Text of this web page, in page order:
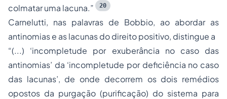
colmatar uma lacuna.”
20
Carnelutti, nas palavras de Bobbio, ao abordar as
antinomias e as lacunas do direito positivo, distingue a
“(...) ‘incompletude por exuberância no caso das
antinomias’ da ‘incompletude por deficiência no caso
das lacunas’, de onde decorrem os dois remédios
opostos da purgação (purificação) do sistema para